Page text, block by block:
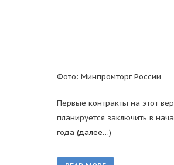
Фото: Минпромторг России
Первые контракты на этот
планируется заключить в
года (далее…)